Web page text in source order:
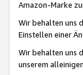
Amazon-Marke
Wir behalten uns
Einstellen einer
Wir behalten uns
unserem